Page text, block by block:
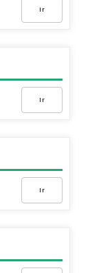
Ir
Ir
Ir